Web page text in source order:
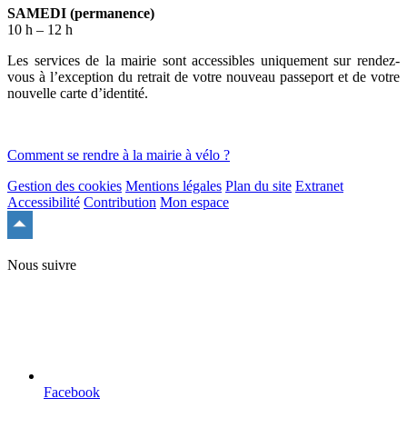
SAMEDI (permanence)
10 h – 12 h
Les services de la mairie sont accessibles uniquement sur rendez-
vous à l’exception du retrait de votre nouveau passeport et de votre
nouvelle carte d’identité.
Comment se rendre à la mairie à vélo ?
Gestion des cookies Mentions légales Plan du site Extranet
Accessibilité Contribution Mon espace
du
Nous suivre
Facebook